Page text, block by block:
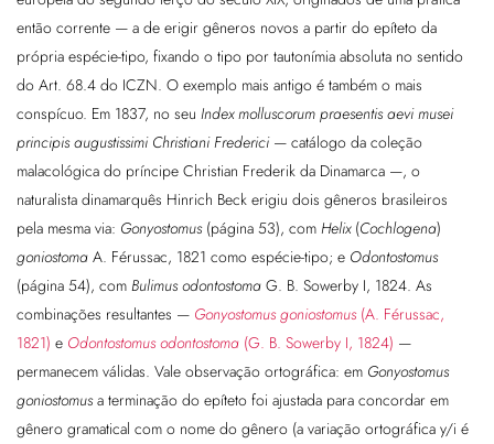
então corrente — a de erigir gêneros novos a partir do epíteto da
própria espécie-tipo, fixando o tipo por tautonímia absoluta no sentido
do Art. 68.4 do ICZN. O exemplo mais antigo é também o mais
conspícuo. Em 1837, no seu Index molluscorum praesentis aevi musei
principis augustissimi Christiani Frederici— catálogo da coleção
malacológica do príncipe Christian Frederik da Dinamarca —, o
naturalista dinamarquês Hinrich Beck erigiu dois gêneros brasileiros
pela mesma via: Gonyostomus(página 53), com Helix(Cochlogena)
goniostoma A. Férussac, 1821 como espécie-tipo; e Odontostomus
(página 54), com Bulimus odontostoma G. B. Sowerby I, 1824. As
combinações resultantes — Gonyostomus goniostomus(A. Férussac,
1821) e Odontostomus odontostoma (G. B. Sowerby I, 1824) —
permanecem válidas. Vale observação ortográfica: em Gonyostomus
goniostomusa terminação do epíteto foi ajustada para concordar em
gênero gramatical com o nome do gênero (a variação ortográfica y/i é